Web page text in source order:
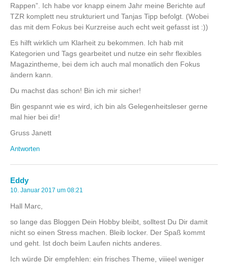
Rappen”. Ich habe vor knapp einem Jahr meine Berichte auf
TZR komplett neu strukturiert und Tanjas Tipp befolgt. (Wobei
das mit dem Fokus bei Kurzreise auch echt weit gefasst ist :))
Es hilft wirklich um Klarheit zu bekommen. Ich hab mit
Kategorien und Tags gearbeitet und nutze ein sehr flexibles
Magazintheme, bei dem ich auch mal monatlich den Fokus
ändern kann.
Du machst das schon! Bin ich mir sicher!
Bin gespannt wie es wird, ich bin als Gelegenheitsleser gerne
mal hier bei dir!
Gruss Janett
Antworten
Eddy
10. Januar 2017 um 08:21
Hall Marc,
so lange das Bloggen Dein Hobby bleibt, solltest Du Dir damit
nicht so einen Stress machen. Bleib locker. Der Spaß kommt
und geht. Ist doch beim Laufen nichts anderes.
Ich würde Dir empfehlen: ein frisches Theme, viiieel weniger